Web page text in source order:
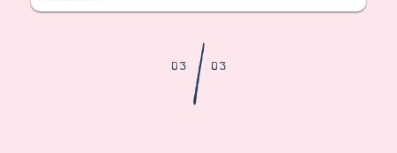
03/03